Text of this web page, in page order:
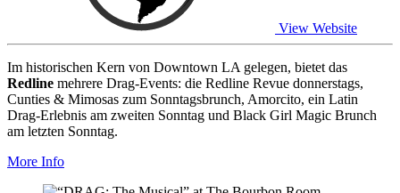
View Website
Im historischen Kern von Downtown LA gelegen, bietet das
Redline mehrere Drag-Events: die Redline Revue donnerstags,
Cunties & Mimosas zum Sonntagsbrunch, Amorcito, ein Latin
Drag-Erlebnis am zweiten Sonntag und Black Girl Magic Brunch
am letzten Sonntag.
More Info